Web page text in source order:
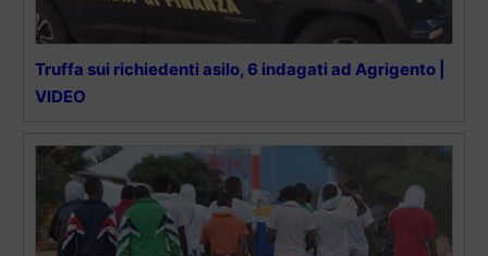
Truffa sui richiedenti asilo, 6 indagati ad Agrigento |
VIDEO